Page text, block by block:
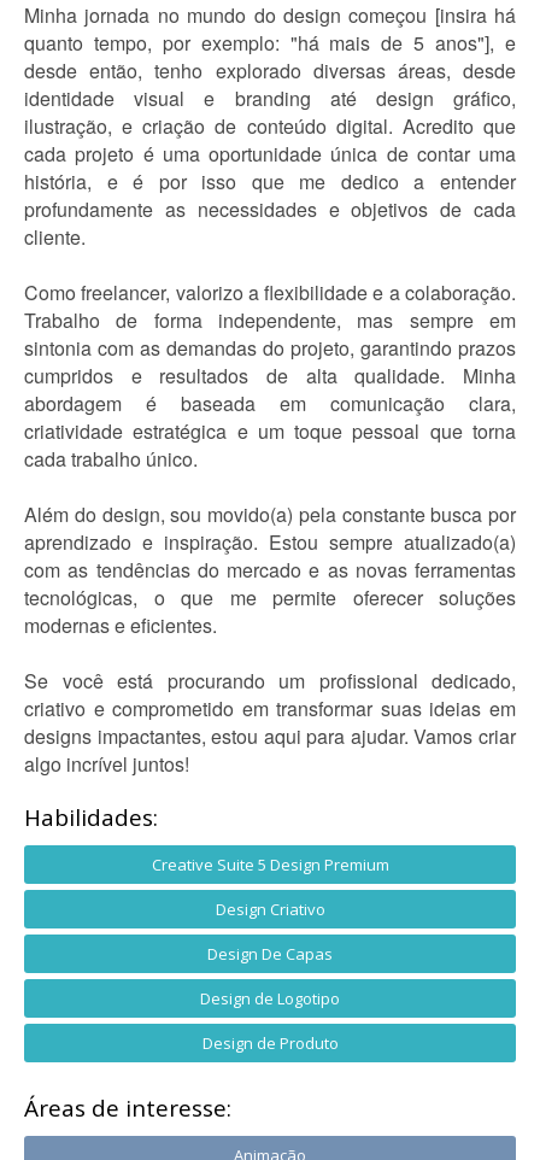
Minha jornada no mundo do design começou [insira há
quanto tempo, por exemplo: "há mais de 5 anos"], e
desde então, tenho explorado diversas áreas, desde
identidade visual e branding até design gráfico,
ilustração, e criação de conteúdo digital. Acredito que
cada projeto é uma oportunidade única de contar uma
história, e é por isso que me dedico a entender
profundamente as necessidades e objetivos de cada
cliente.
Como freelancer, valorizo a flexibilidade e a colaboração.
Trabalho de forma independente, mas sempre em
sintonia com as demandas do projeto, garantindo prazos
cumpridos e resultados de alta qualidade. Minha
abordagem é baseada em comunicação clara,
criatividade estratégica e um toque pessoal que torna
cada trabalho único.
Além do design, sou movido(a) pela constante busca por
aprendizado e inspiração. Estou sempre atualizado(a)
com as tendências do mercado e as novas ferramentas
tecnológicas, o que me permite oferecer soluções
modernas e eficientes.
Se você está procurando um profissional dedicado,
criativo e comprometido em transformar suas ideias em
designs impactantes, estou aqui para ajudar. Vamos criar
algo incrível juntos!
Habilidades:
Creative Suite 5 Design Premium
Design Criativo
Design De Capas
Design de Logotipo
Design de Produto
Áreas de interesse:
Animação